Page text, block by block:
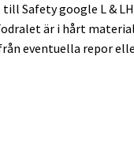
Safety google L & LH
är i hårt
eventuella repor